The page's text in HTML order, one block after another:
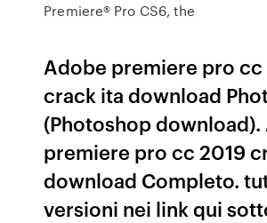
Premiere® Pro CS6, the
Adobe premiere pro cc
crack ita download
(Photoshop download).
premiere pro cc 2019
download Completo.
versioni nei link qui